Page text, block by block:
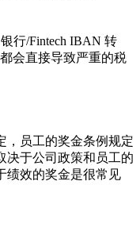
行/Fintech IBAN 转
会直接导致严重的税
，员工的奖金条例规定
决于公司政策和员工的
绩效的奖金是很常见